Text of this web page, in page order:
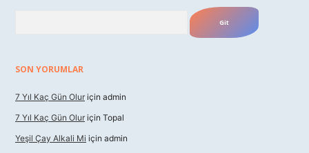
SON YORUMLAR
7 Yıl Kaç Gün Olur için admin
7 Yıl Kaç Gün Olur için Topal
Yeşil Çay Alkali Mi için admin